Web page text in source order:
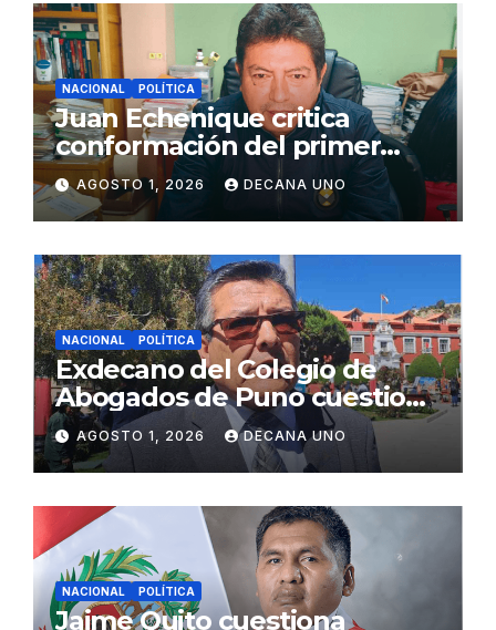
NACIONAL POLÍTICA
Juan Echenique critica
conformación del primer
gabinete ministerial de Keiko
Fujimori
AGOSTO 1, 2026 DECANA UNO
NACIONAL POLÍTICA
Exdecano del Colegio de
Abogados de Puno cuestiona
propuestas sobre seguridad
ciudadana
AGOSTO 1, 2026 DECANA UNO
NACIONAL POLÍTICA
Jaime Quito cuestiona